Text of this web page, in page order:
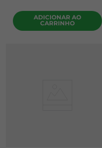
ADICIONAR AO
CARRINHO